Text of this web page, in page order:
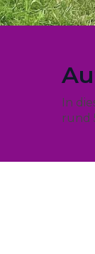
In
rund